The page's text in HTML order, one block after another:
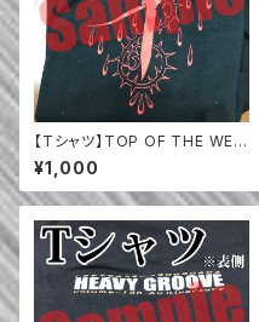
【Tシャツ】TOP OF THE WES
T TOWER (2006年)
¥1,000